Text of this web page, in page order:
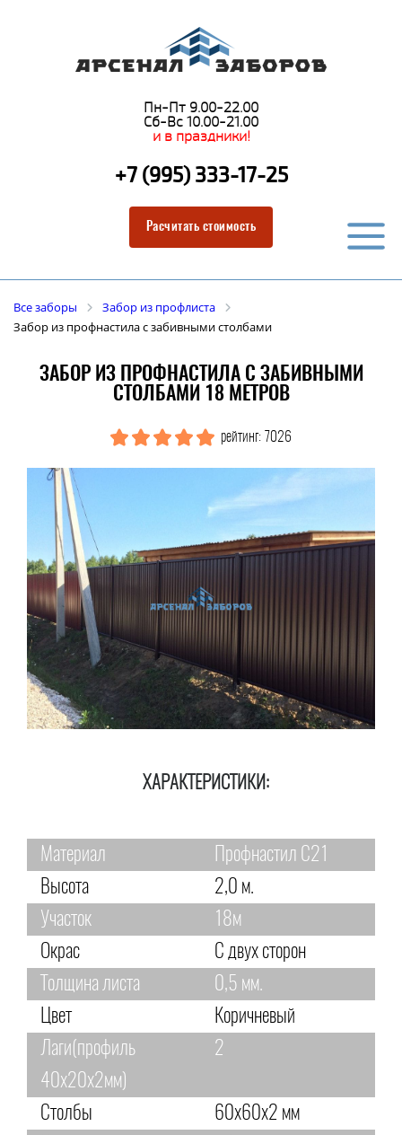
Пн-Пт 9.00-22.00
Сб-Вс 10.00-21.00
и в праздники!
+7 (995) 333-17-25
Расчитать стоимость
Все заборы
Забор из профлиста
Забор из профнастила с забивными столбами
ЗАБОР ИЗ ПРОФНАСТИЛА С ЗАБИВНЫМИ
СТОЛБАМИ 18 МЕТРОВ
рейтинг: 7026
ХАРАКТЕРИСТИКИ:
Материал
Профнастил С21
Высота
2,0 м.
Участок
18м
Окрас
С двух сторон
Толщина листа
0,5 мм.
Цвет
Коричневый
Лаги(профиль
40х20х2мм)
2
Столбы
60х60х2 мм